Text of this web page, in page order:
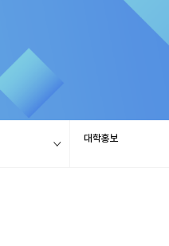
대학홍보